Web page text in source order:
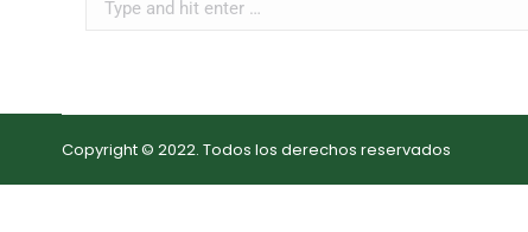
Copyright © 2022. Todos los derechos reservados